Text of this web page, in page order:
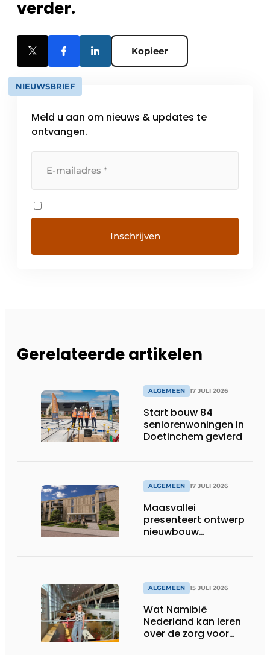
verder.
Kopieer
NIEUWSBRIEF
Meld u aan om nieuws & updates te
ontvangen.
Gerelateerde artikelen
ALGEMEEN 17 JULI 2026
Start bouw 84
seniorenwoningen in
Doetinchem gevierd
ALGEMEEN 17 JULI 2026
Maasvallei
presenteert ontwerp
nieuwbouw
ALGEMEEN 15 JULI 2026
Wat Namibië
Nederland kan leren
over de zorg voor